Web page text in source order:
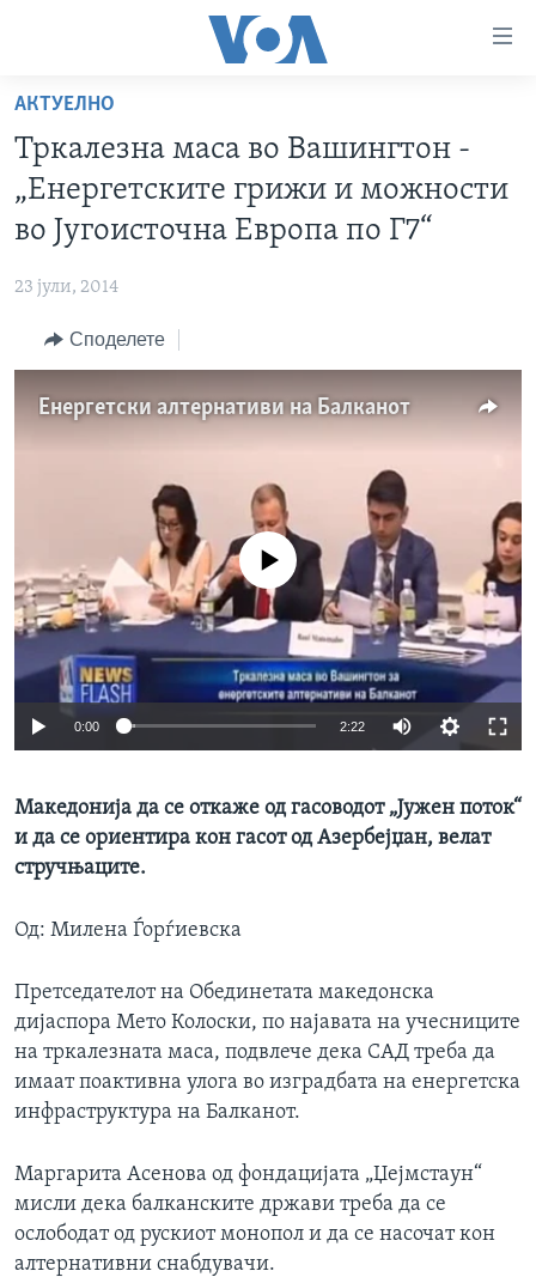
пристапност
Премини
на
главната
содржина
Премини
до
навигација
Пребарувај
РУБРИКИ
САД
СВЕТ
ЕКОНОМИЈА
УМЕТНОСТ И ЗАБАВА
ИНТЕРВЈУА
ФОТОГАЛЕРИИ
АРХИВИРАНА ПРОГРАМА
NEWSFLASH - АРХИВА
ЗА НАС
Learning English
Јазици
АКТУЕЛНО
Тркалезна маса во Вашингтон -
„Енергетските грижи и можности
во Југоисточна Европа по Г7“
23 јули, 2014
Споделете
Енергетски алтернативи на Балканот
No media source currently available
0:00 2:22
Македонија да се откаже од гасоводот „Јужен поток“
и да се ориентира кон гасот од Азербејџан, велат
стручњаците.
Од: Милена Ѓорѓиевска
Претседателот на Обединетата македонска
дијаспора Мето Колоски, по најавата на учесниците
на тркалезната маса, подвлече дека САД треба да
имаат поактивна улога во изградбата на енергетска
инфраструктура на Балканот.
Маргарита Асенова од фондацијата „Џејмстаун“
мисли дека балканските држави треба да се
ослободат од рускиот монопол и да се насочат кон
алтернативни снабдувачи.